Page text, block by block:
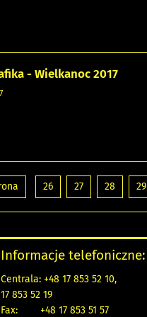
- Wielkanoc 2017
26 27 28 29
Informacje telefoniczne:
Centrala: +48 17 853 52 10,
17 853 52 19
Fax:
+48 17 853 51 57